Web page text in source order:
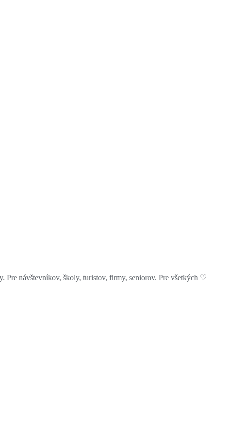
Pre návštevníkov, školy, turistov, firmy, seniorov. Pre všetkých ♡